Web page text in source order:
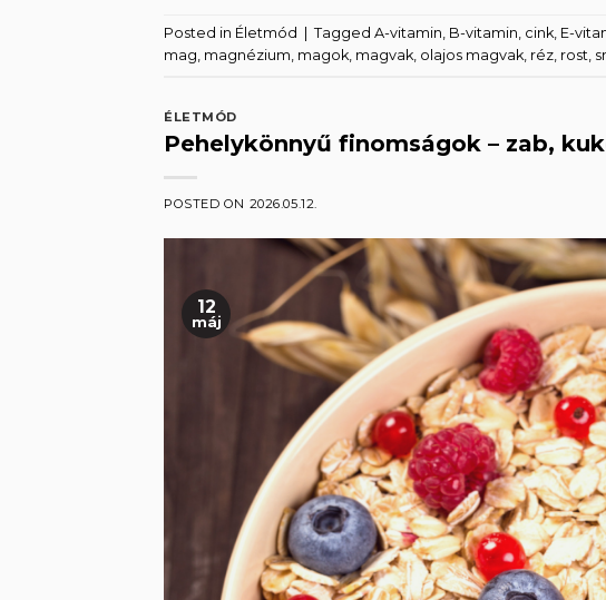
Posted in Életmód Tagged A-vitamin B-vitamin cink E-
mag magnézium magok magvak olajos magvak réz rost
ÉLETMÓD
Pehelykönnyű finomságok – zab,
POSTED ON 2026.05.12.
12
máj